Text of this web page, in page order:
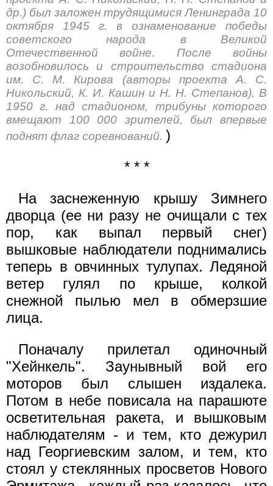
др.) был заложен трудящимися Ленинграда 10
октября 1945 г. в ознаменование победы
советского народа в Великой
Отечественной войне. После войны
возобновилось и строительство стадиона
им. С. М. Кирова (авторы проекта А. С.
Никольский, К. И. Кашин и Н. Н. Степанов). В
1950 г. над стадионом, трибуны которого
вмещают 100 000 зрителей, был впервые
поднят флаг соревнований. )
* * *
На заснеженную крышу Зимнего
дворца (ее ни разу не очищали с тех
пор, как выпал первый снег)
вышковые наблюдатели поднимались
теперь в овчинных тулупах. Ледяной
ветер гулял по крыше, колкой
снежной пылью мел в обмерзшие
лица.
Поначалу прилетал одиночный
"Хейнкель". Заунывный вой его
моторов был слышен издалека.
Потом в небе повисала на парашюте
осветительная ракета, и вышковым
наблюдателям - и тем, кто дежурил
над Георгиевским залом, и тем, кто
стоял у стеклянных просветов Нового